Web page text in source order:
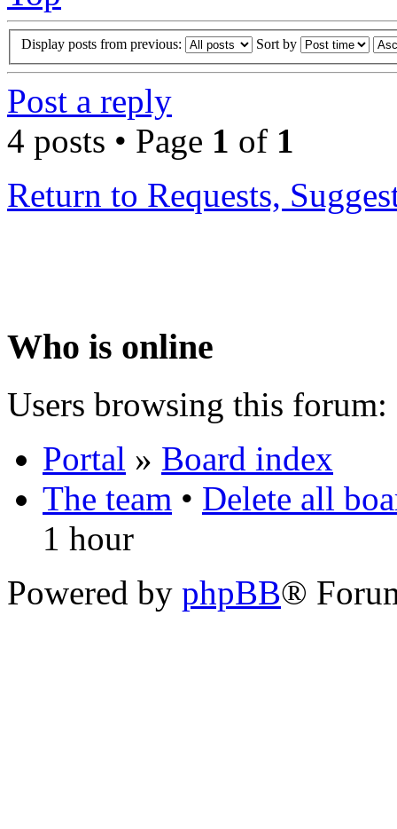
Display posts from previous: Sort by
Post a reply
4 posts • Page 1 of 1
Return to Requests,
Who is online
Users browsing this forum:
Portal » Board index
The team • Delete all
1 hour
Powered by phpBB®